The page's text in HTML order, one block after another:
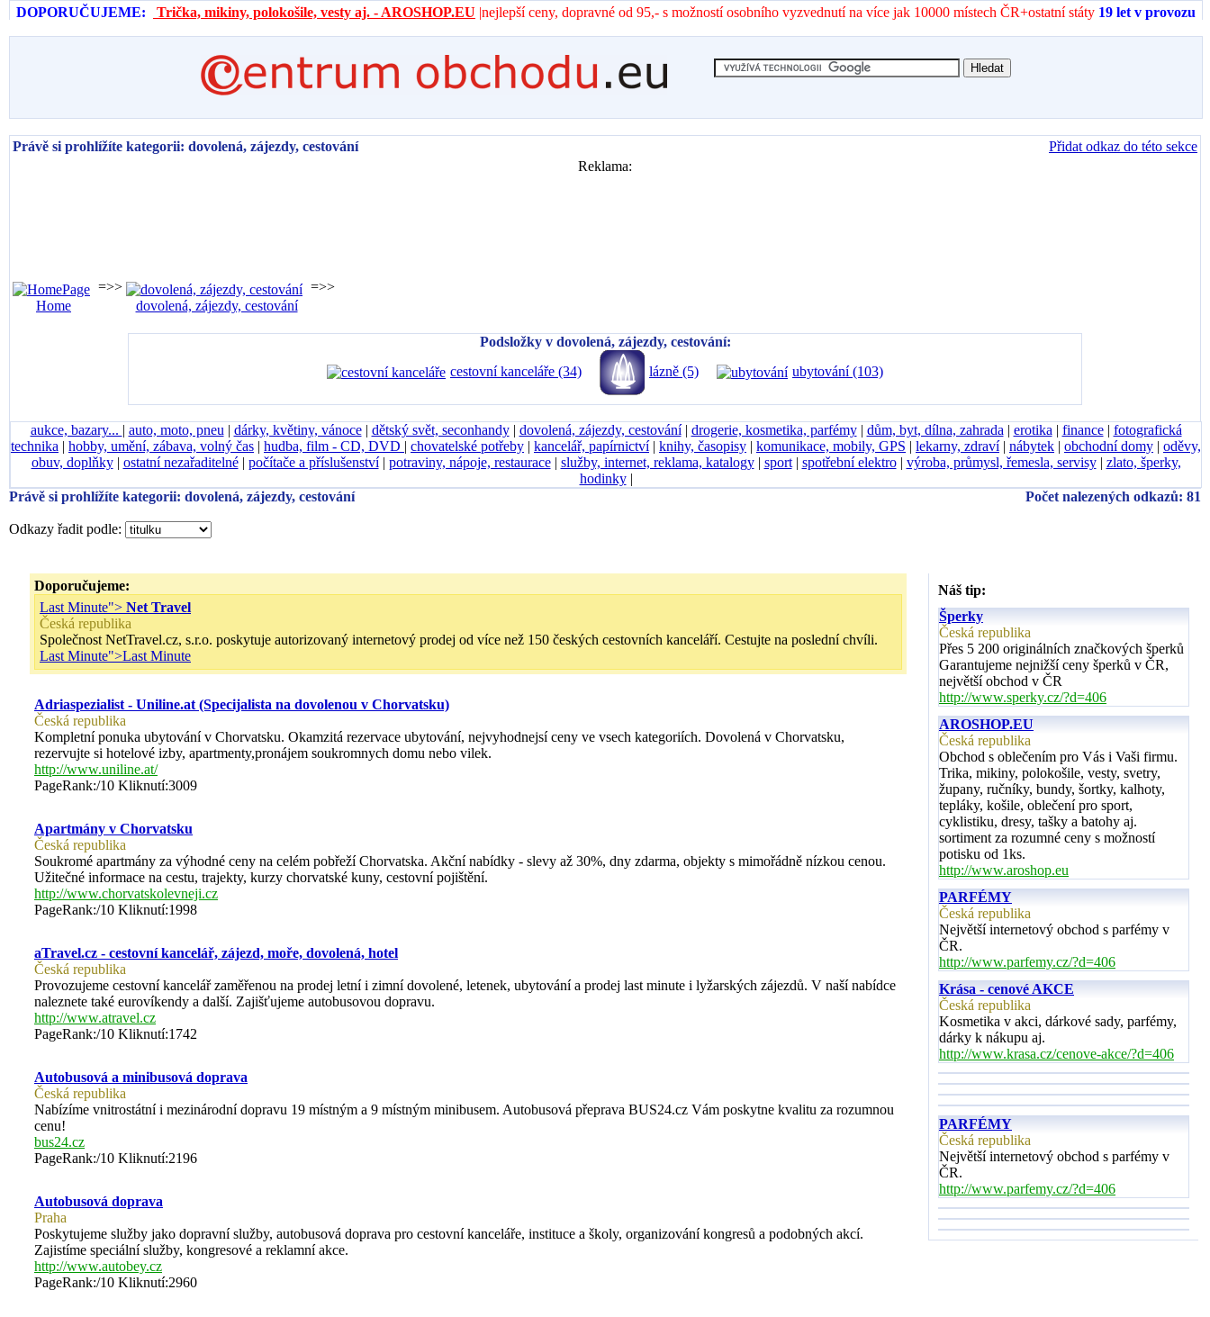
DOPORUČUJEME: Trička, mikiny, polokošile, vesty aj. - AROSHOP.EU |nejlepší ceny, dopravné od 95,- s možností osobního vyzvednutí na více jak 10000 místech ČR+ostatní státy 19 let v provozu
Právě si prohlížíte kategorii: dovolená, zájezdy, cestování
Přidat odkaz do této sekce
Reklama:
Home
=>>
dovolená, zájezdy, cestování
=>>
Podsložky v dovolená, zájezdy, cestování:
cestovní kanceláře (34)
lázně (5) ubytování (103)
aukce, bazary... | auto, moto, pneu | dárky, květiny, vánoce| dětský svět, seconhandy| dovolená, zájezdy, cestování| drogerie, kosmetika, parfémy| dům, byt, dílna, zahrada | erotika | finance| fotografická
technika | hobby, umění, zábava, volný čas | hudba, film - CD, DVD | chovatelské potřeby | kancelář, papírnictví| knihy, časopisy | komunikace, mobily, GPS | lekarny, zdraví| nábytek | obchodní domy | oděvy,
obuv, doplňky| ostatní nezařaditelné| počítače a příslušenství| potraviny, nápoje, restaurace| služby, internet, reklama, katalogy| sport| spotřební elektro| výroba, průmysl, řemesla, servisy| zlato, šperky,
hodinky|
Právě si prohlížíte kategorii: dovolená, zájezdy, cestování
Počet nalezených odkazů: 81
Odkazy řadit podle:
Doporučujeme:
Last Minute"> Net Travel
Česká republika
Společnost NetTravel.cz, s.r.o. poskytuje autorizovaný internetový prodej od více než 150 českých cestovních kanceláří. Cestujte na poslední chvíli.
Last Minute">Last Minute
Adriaspezialist - Uniline.at (Specijalista na dovolenou v Chorvatsku)
Česká republika
Kompletní ponuka ubytování v Chorvatsku. Okamzitá rezervace ubytování, nejvyhodnejsí ceny ve vsech kategoriích. Dovolená v Chorvatsku,
rezervujte si hotelové izby, apartmenty,pronájem soukromnych domu nebo vilek.
http://www.uniline.at/
PageRank:/10 Kliknutí:3009
Apartmány v Chorvatsku
Česká republika
Soukromé apartmány za výhodné ceny na celém pobřeží Chorvatska. Akční nabídky - slevy až 30%, dny zdarma, objekty s mimořádně nízkou cenou.
Užitečné informace na cestu, trajekty, kurzy chorvatské kuny, cestovní pojištění.
http://www.chorvatskolevneji.cz
PageRank:/10 Kliknutí:1998
aTravel.cz - cestovní kancelář, zájezd, moře, dovolená, hotel
Česká republika
Provozujeme cestovní kancelář zaměřenou na prodej letní i zimní dovolené, letenek, ubytování a prodej last minute i lyžarských zájezdů. V naší nabídce
naleznete také eurovíkendy a další. Zajišťujeme autobusovou dopravu.
http://www.atravel.cz
PageRank:/10 Kliknutí:1742
Autobusová a minibusová doprava
Česká republika
Nabízíme vnitrostátní i mezinárodní dopravu 19 místným a 9 místným minibusem. Autobusová přeprava BUS24.cz Vám poskytne kvalitu za rozumnou
cenu!
bus24.cz
PageRank:/10 Kliknutí:2196
Autobusová doprava
Praha
Poskytujeme služby jako dopravní služby, autobusová doprava pro cestovní kanceláře, instituce a školy, organizování kongresů a podobných akcí.
Zajistíme speciální služby, kongresové a reklamní akce.
http://www.autobey.cz
PageRank:/10 Kliknutí:2960
Náš tip:
Šperky
Česká republika
Přes 5 200 originálních značkových šperků
Garantujeme nejnižší ceny šperků v ČR,
největší obchod v ČR
http://www.sperky.cz/?d=406
AROSHOP.EU
Česká republika
Obchod s oblečením pro Vás i Vaši firmu.
Trika, mikiny, polokošile, vesty, svetry,
župany, ručníky, bundy, šortky, kalhoty,
tepláky, košile, oblečení pro sport,
cyklistiku, dresy, tašky a batohy aj.
sortiment za rozumné ceny s možností
potisku od 1ks.
http://www.aroshop.eu
PARFÉMY
Česká republika
Největší internetový obchod s parfémy v
ČR.
http://www.parfemy.cz/?d=406
Krása - cenové AKCE
Česká republika
Kosmetika v akci, dárkové sady, parfémy,
dárky k nákupu aj.
http://www.krasa.cz/cenove-akce/?d=406
PARFÉMY
Česká republika
Největší internetový obchod s parfémy v
ČR.
http://www.parfemy.cz/?d=406